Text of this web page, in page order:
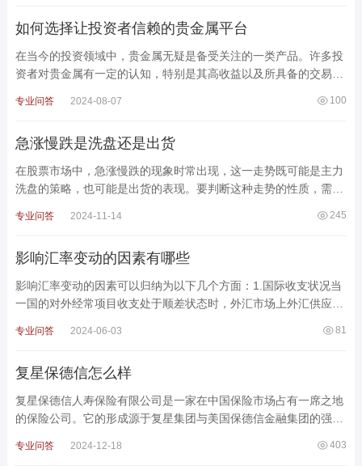
如何选择让投资者信赖的贵金属平台
在当今的投资领域中，贵金属无疑是备受关注的一类产品。许多投
资者对贵金属有一定的认知，特别是其高收益以及所具备的交易优
100
专业问答 2024-08-07
急涨慢跌是洗盘还是出货
在股票市场中，急涨慢跌的现象时常出现，这一走势既可能是主力
洗盘的策略，也可能是出货的表现。要判断这种走势的性质，需要
245
专业问答 2024-11-14
影响汇率变动的因素有哪些
影响汇率变动的因素可以归纳为以下几个方面：1.国际收支状况当
一国的对外经常项目收支处于顺差状态时，外汇市场上外汇供应量
81
专业问答 2024-06-03
复星保德信怎么样
复星保德信人寿保险有限公司是一家在中国保险市场占有一席之地
的保险公司。它的形成源于复星集团与美国保德信金融集团的强强
403
专业问答 2024-12-18